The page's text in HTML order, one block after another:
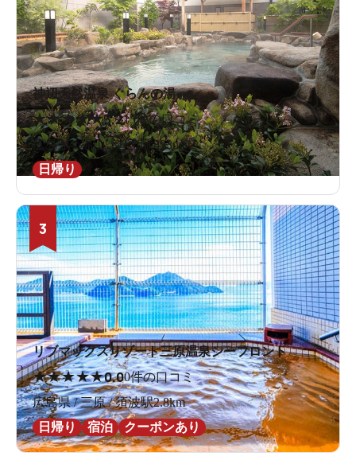
神辺天然温泉 ぐらんの湯
★★★★★3.215件の口コミ
広島県 / 福山 / 道上駅883m
日帰り
3
リブマックスリゾート三原温泉シーフロント
★★★★★0.00件の口コミ
広島県 / 三原 / 須波駅2.8km
日帰り
宿泊 クーポンあり